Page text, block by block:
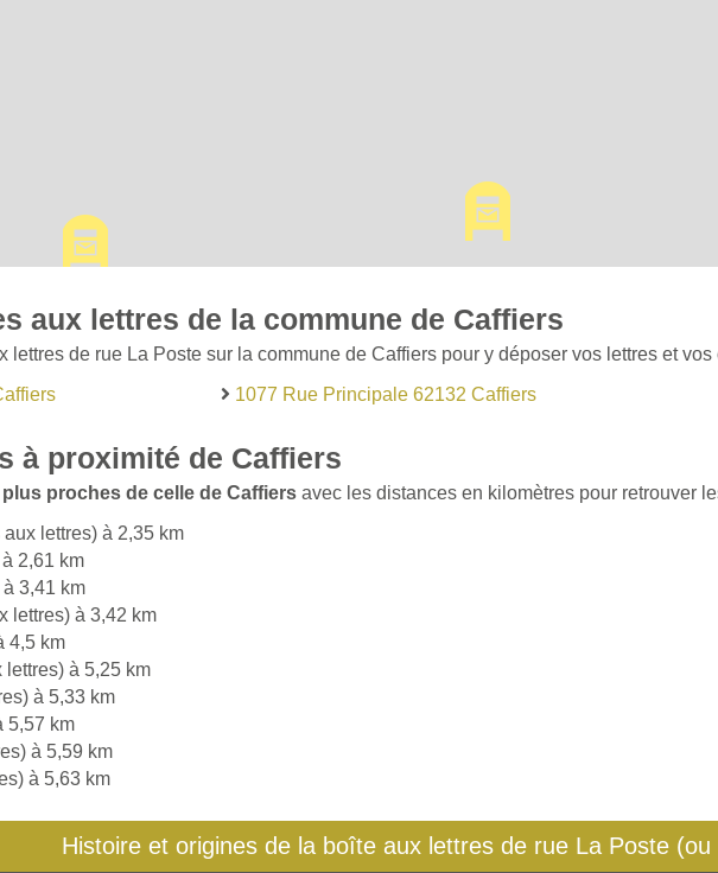
aux lettres de la commune de Caffiers
lettres de rue La Poste sur la commune de Caffiers pour y déposer vos lettres et vos
1077 Rue Principale 62132 Caffiers
à proximité de Caffiers
proches de celle de Caffiers avec les distances en kilomètres pour retrouver
aux lettres) à 2,35 km
2,61 km
3,41 km
lettres) à 3,42 km
4,5 km
lettres) à 5,25 km
à 5,33 km
5,57 km
à 5,59 km
à 5,63 km
Histoire et origines de la boîte aux lettres de rue La Poste